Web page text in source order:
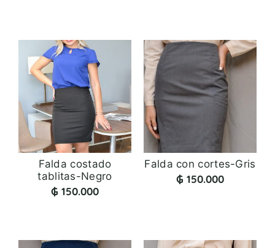
Falda costado
tablitas-Negro
₲ 150.000
Falda con cortes-Gris
₲ 150.000